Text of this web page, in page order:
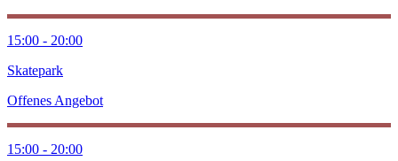
15:00 - 20:00
Skatepark
Offenes Angebot
15:00 - 20:00